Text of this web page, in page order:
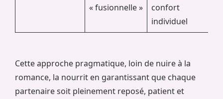
« fusionnelle »
confort
individuel
Cette approche pragmatique, loin de nuire à la
romance, la nourrit en garantissant que chaque
partenaire soit pleinement reposé, patient et